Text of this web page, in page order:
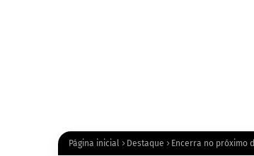
Página inicial Destaque Encerra no próximo